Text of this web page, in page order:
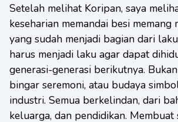
Setelah melihat Koripan, saya
keseharian memandai besi memang
yang sudah menjadi bagian dari
harus menjadi laku agar dapat
generasi-generasi berikutnya.
bingar seremoni, atau budaya
industri. Semua berkelindan, dari
keluarga, dan pendidikan.